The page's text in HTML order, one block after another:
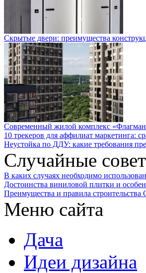
Скрытые двери: преимущества
Современный жилой комплекс
10 трекеров для аффилиат маркетинга:
Неустойка по ДДУ: какие требования
Случайные
В каких случаях необходимо
Достоинства виниловой плитки и
Преимущества и правила
Меню сайта
Дача
Идеи дизайна